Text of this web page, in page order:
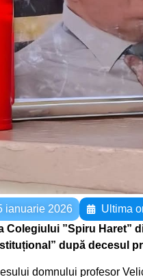
ianuarie 2026
Ultima
Colegiului ”Spiru Haret”
după decesul
domnului profesor